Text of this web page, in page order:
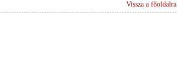
Vissza a főoldalra